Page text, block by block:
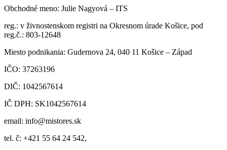
Obchodné meno: Julie Nagyová – ITS
reg.: v živnostenskom registri na Okresnom úrade Košice, pod
reg.č.: 803-12648
Miesto podnikania: Gudernova 24, 040 11 Košice – Západ
IČO: 37263196
DIČ: 1042567614
IČ DPH: SK1042567614
email: info@mistores.sk
tel. č: +421 55 64 24 542,